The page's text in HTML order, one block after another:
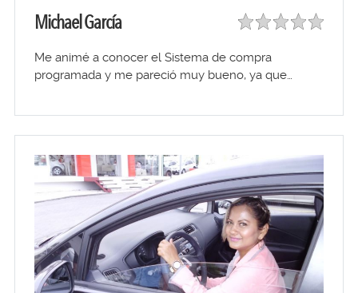
Michael García
Me animé a conocer el Sistema de compra
programada y me pareció muy bueno, ya que…